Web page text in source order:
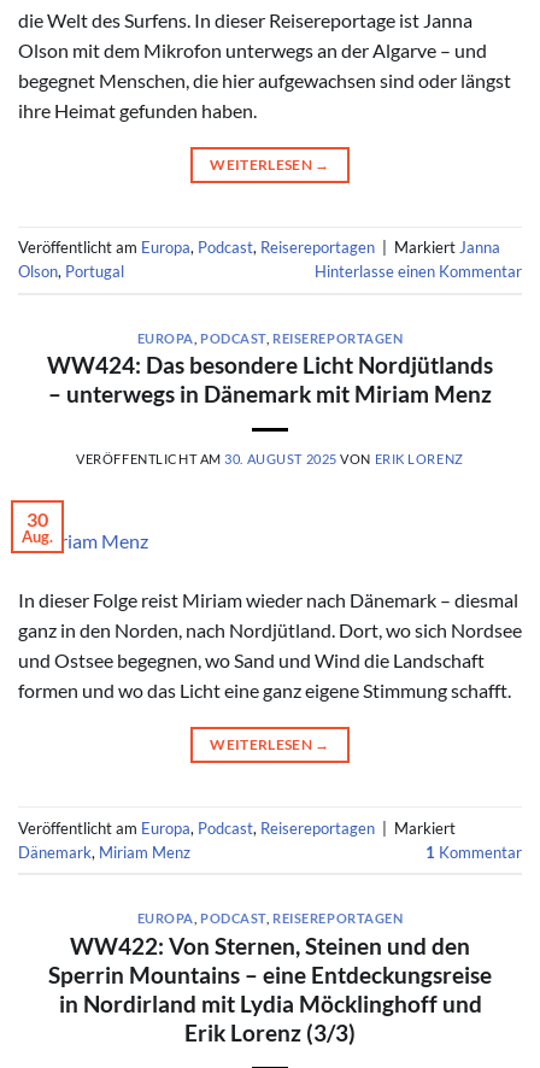
die Welt des Surfens. In dieser Reisereportage ist Janna
Olson mit dem Mikrofon unterwegs an der Algarve – und
begegnet Menschen, die hier aufgewachsen sind oder längst
ihre Heimat gefunden haben.
WEITERLESEN →
Veröffentlicht am Europa, Podcast, Reisereportagen Markiert Janna
Olson, Portugal Hinterlasse einen Kommentar
EUROPA PODCAST, REISEREPORTAGEN
WW424: Das besondere Licht Nordjütlands
– unterwegs in Dänemark mit Miriam Menz
VERÖFFENTLICHT AM30. AUGUST 2025 VON ERIK LORENZ
© Miriam Menz
30
Aug.
In dieser Folge reist Miriam wieder nach Dänemark – diesmal
ganz in den Norden, nach Nordjütland. Dort, wo sich Nordsee
und Ostsee begegnen, wo Sand und Wind die Landschaft
formen und wo das Licht eine ganz eigene Stimmung schafft.
WEITERLESEN →
Veröffentlicht am Europa, Podcast, Reisereportagen
Markiert
Dänemark, Miriam Menz 1 Kommentar
EUROPA PODCAST, REISEREPORTAGEN
WW422: Von Sternen, Steinen und den
Sperrin Mountains – eine Entdeckungsreise
in Nordirland mit Lydia Möcklinghoff und
Erik Lorenz (3/3)